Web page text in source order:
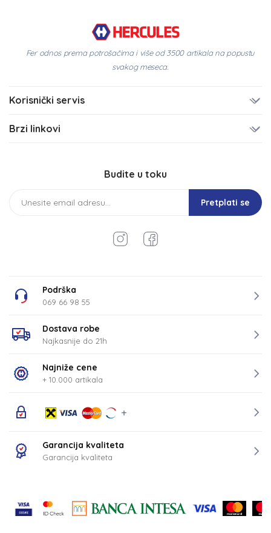
Fer odnos prema potrošačima i više od 3500 artikala na popustu
svakog meseca.
Korisnički servis
Brzi linkovi
Budite u toku
Pretplati se
Podrška
069 66 98 55
Dostava robe
Najkasnije do 21h
Najniže cene
+ 10.000 artikala
Garancija kvaliteta
Garancija kvaliteta